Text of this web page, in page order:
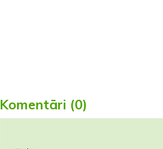
Komentāri (0)